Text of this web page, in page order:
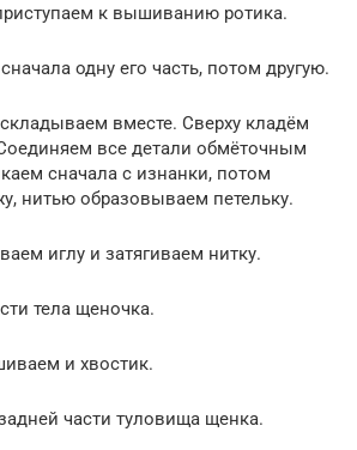
к вышиванию ротика.
одну его часть, потом другую.
вместе. Сверху кладём
все детали обмёточным
сначала с изнанки, потом
нитью образовываем петельку.
иглу и затягиваем нитку.
тела щеночка.
и хвостик.
части туловища щенка.